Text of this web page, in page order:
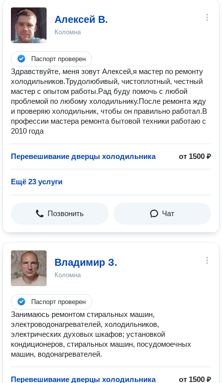
Алексей В.
Коломна
Паспорт проверен
Здравствуйте, меня зовут Алексей,я мастер по ремонту
холодильников.Трудолюбивый, чистоплотный, честный
мастер с опытом работы.Рад буду помочь с любой
проблемой по любому холодильнику.После ремонта жду
и проверяю холодильник, чтобы он правильно работал.В
профессии мастера ремонта бытовой техники работаю с
2010 года
Перевешивание дверцы холодильника от 1500 ₽
Ещё 23 услуги
Позвонить Чат
Владимир З.
Коломна
Паспорт проверен
Занимаюсь ремонтом стиральных машин,
электроводонагревателей, холодильников,
электрических духовых шкафов; установкой
кондиционеров, стиральных машин, посудомоечных
машин, водонагревателей.
Перевешивание дверцы холодильника от 1500 ₽